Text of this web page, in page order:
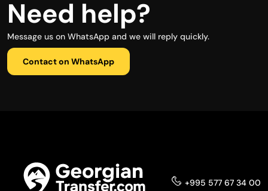
Need help?
Message us on WhatsApp and we will reply quickly.
Contact on WhatsApp
+995 577 67 34 00